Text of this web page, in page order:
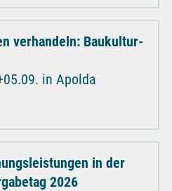
verhandeln: Baukultur-
in Apolda
in der
2026